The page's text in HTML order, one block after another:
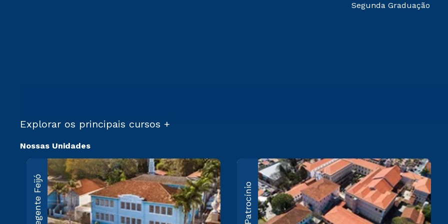
Segunda Graduação
Explorar os principais cursos +
Nossas Unidades
Regente Feijó
Regente Feijó
Praça Regente Feijó, 181
Centro - Itu/SP CEP 13300-
Saiba mais
Patrocínio